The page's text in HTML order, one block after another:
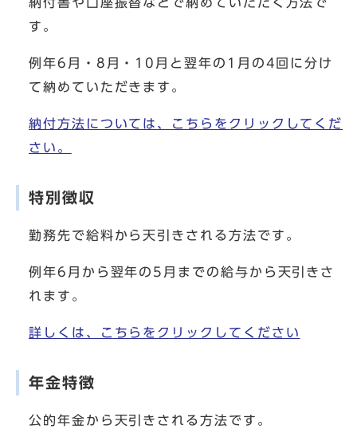
す。
例年6月・8月・10月と翌年の1月の4回に分け
て納めていただきます。
納付方法については、こちらをクリックしてくだ
さい。
特別徴収
勤務先で給料から天引きされる方法です。
例年6月から翌年の5月までの給与から天引きさ
れます。
詳しくは、こちらをクリックしてください
年金特徴
公的年金から天引きされる方法です。